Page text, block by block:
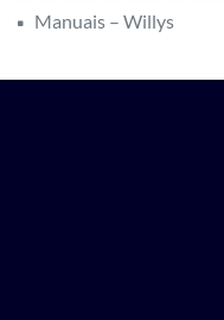
Manuais – Willys